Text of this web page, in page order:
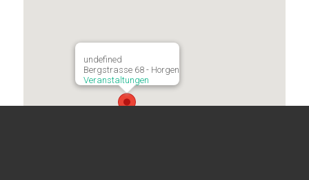
undefined
Bergstrasse 68 - Horgen
Veranstaltungen